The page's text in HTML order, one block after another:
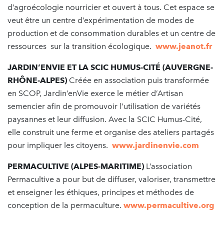
d’agroécologie nourricier et ouvert à tous. Cet espace se
veut être un centre d’expérimentation de modes de
production et de consommation durables et un centre de
ressources sur la transition écologique. www.jeanot.fr
JARDIN’ENVIE ET LA SCIC HUMUS-CITÉ (AUVERGNE-
RHÔNE-ALPES) Créée en association puis transformée
en SCOP, Jardin’enVie exerce le métier d’Artisan
semencier afin de promouvoir l’utilisation de variétés
paysannes et leur diffusion. Avec la SCIC Humus-Cité,
elle construit une ferme et organise des ateliers partagés
pour impliquer les citoyens. www.jardinenvie.com
PERMACULTIVE (ALPES-MARITIME) L’association
Permacultive a pour but de diffuser, valoriser, transmettre
et enseigner les éthiques, principes et méthodes de
conception de la permaculture. www.permacultive.org